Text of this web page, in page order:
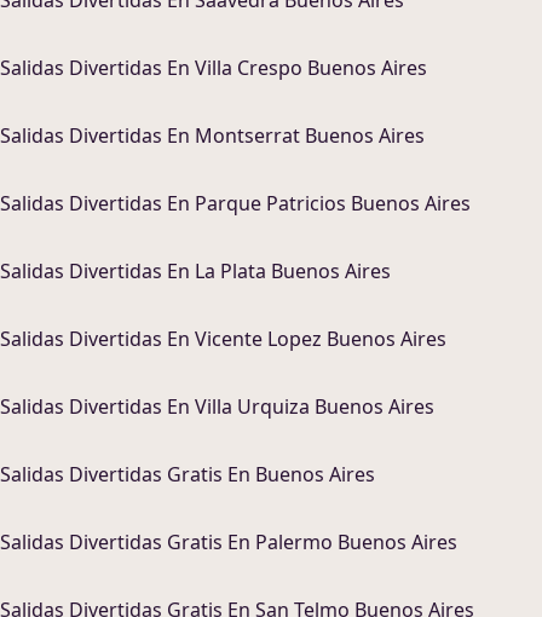
Salidas Divertidas En Villa Crespo Buenos Aires
Salidas Divertidas En Montserrat Buenos Aires
Salidas Divertidas En Parque Patricios Buenos Aires
Salidas Divertidas En La Plata Buenos Aires
Salidas Divertidas En Vicente Lopez Buenos Aires
Salidas Divertidas En Villa Urquiza Buenos Aires
Salidas Divertidas Gratis En Buenos Aires
Salidas Divertidas Gratis En Palermo Buenos Aires
Salidas Divertidas Gratis En San Telmo Buenos Aires